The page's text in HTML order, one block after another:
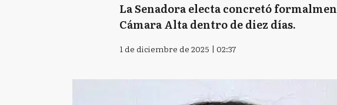
La Senadora electa concretó
Cámara Alta dentro de diez días.
1 de diciembre de 2025 | 02:37